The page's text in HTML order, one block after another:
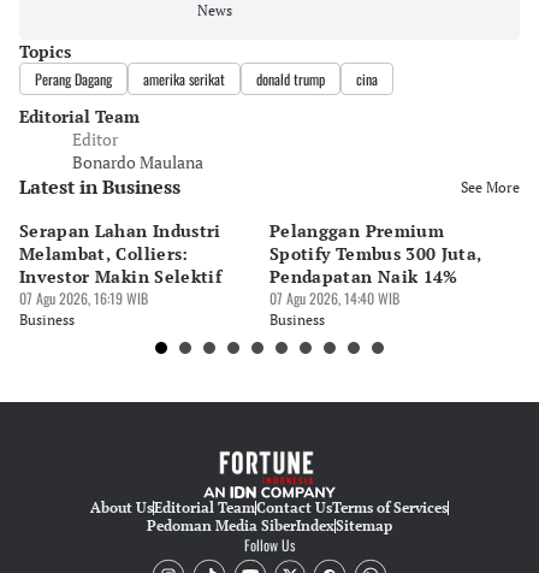
News
Topics
Perang Dagang amerika serikat donald trump cina
Editorial Team
Editor
Bonardo Maulana
Latest in Business See More
Serapan Lahan Industri
Melambat, Colliers:
Investor Makin Selektif
07 Agu 2026, 16:19 WIB
Business
Pelanggan Premium
Spotify Tembus 300 Juta,
Pendapatan Naik 14%
07 Agu 2026, 14:40 WIB
Business
About UsEditorial TeamContact UsTerms of Services
Pedoman Media SiberIndexSitemap
Follow Us